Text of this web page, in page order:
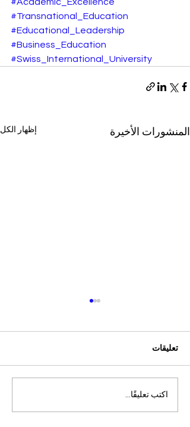
#Transnational_Education
#Educational_Leadership
#Business_Education
#Swiss_International_University
المنشورات الأخيرة إظهار الكل
التميز الأكاديمي العالمي: افتح
آفاقاً جديدة مع الجامعة
تعليقات
اكتب تعليقًا...